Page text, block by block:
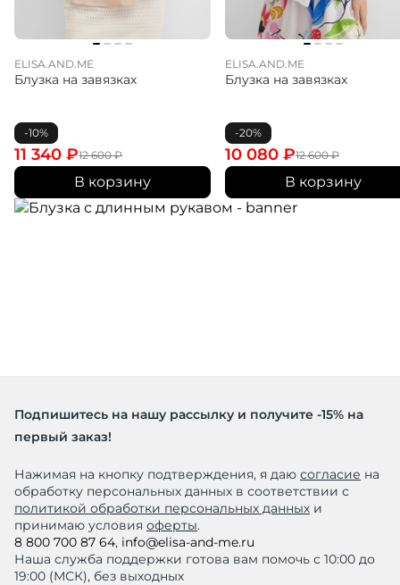
ELISA.AND.ME
Блузка на завязках
-10%
12 600₽
11 340 ₽
В корзину
ELISA.AND.ME
Блузка на завязках
-20%
12 600₽
10 080 ₽
В корзину
Подпишитесь на нашу рассылку и получите -15% на
первый заказ!
Нажимая на кнопку подтверждения, я даю согласие на
обработку персональных данных в соответствии с
политикой обработки персональных данных и
принимаю условия оферты.
8 800 700 87 64, info@elisa-and-me.ru
Наша служба поддержки готова вам помочь с 10:00 до
19:00 (МСК), без выходных